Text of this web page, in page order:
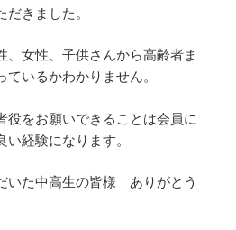
きました。
、女性、子供さんから高齢者ま
いるかわかりません。
役をお願いできることは会員に
経験になります。
いた中高生の皆様 ありがとう